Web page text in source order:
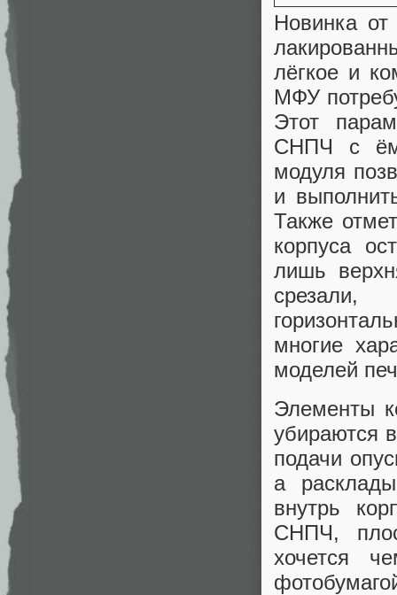
Новинка от
лёгкое и
МФУ
Этот
СНПЧ с
модуля
и
Также
корпуса
лишь
срезали,
многие
моделей
Элементы
убираются
подачи
а
внутрь
СНПЧ,
хочется